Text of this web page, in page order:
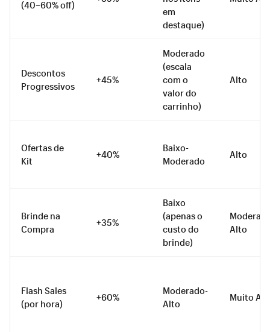
(40–60% off)
em
destaque)
Descontos
Progressivos
+45%
Moderado
(escala
com o
valor do
carrinho)
Alto
Ofertas de
Kit
+40%
Baixo-
Moderado
Alto
Brinde na
Compra
+35%
Baixo
(apenas o
custo do
brinde)
Alto
Flash Sales
(por hora)
+60%
Moderado-
Alto
Muito